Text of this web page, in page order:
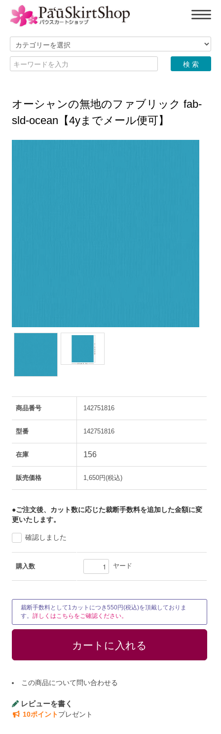
オーシャンの無地のファブリック fab-
sld-ocean【4yまでメール便可】
商品番号 142751816
型番 142751816
在庫 156
販売価格 1,650円(税込)
●ご注文後、カット数に応じた裁断手数料を追加した金額に変
更いたします。
確認しました
購入数 ヤード
裁断手数料として1カットにつき550円(税込)を頂戴しておりま
す。詳しくはこちらをご確認ください。
この商品について問い合わせる
レビューを書く
10ポイントプレゼント